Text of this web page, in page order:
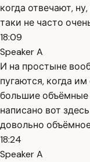
когда отвечают,
таки не часто
18:09
Speaker A
И на простыне
пугаются, когда
большие объёмные
написано вот
довольно
18:24
Speaker A